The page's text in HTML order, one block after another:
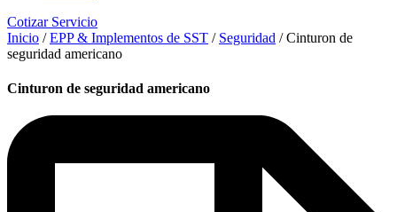
Cotizar Servicio
Inicio /EPP & Implementos de SST / Seguridad / Cinturon de
seguridad americano
Cinturon de seguridad americano